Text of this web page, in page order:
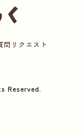
問 リクエスト
Reserved.